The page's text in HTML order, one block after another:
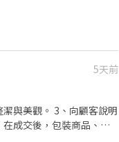
5天前
與美觀。 3、向顧客說明
成交後，包裝商品、收